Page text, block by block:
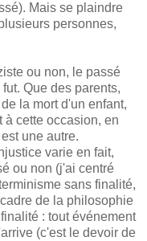
Mais se plaindre
personnes,
ou non, le passé
Que des parents,
la mort d'un enfant,
à cette occasion, en
une autre.
varie en fait,
ou non (j'ai centré
sans finalité,
de la philosophie
: tout événement
(c'est le devoir de